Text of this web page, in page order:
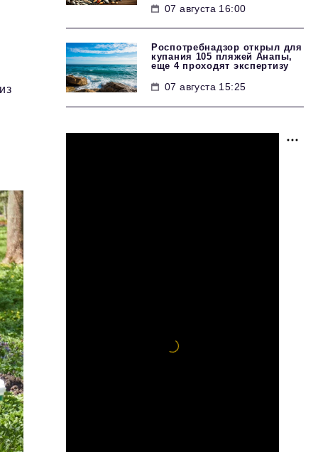
07 августа 16:00
Роспотребнадзор открыл для
купания 105 пляжей Анапы,
еще 4 проходят экспертизу
07 августа 15:25